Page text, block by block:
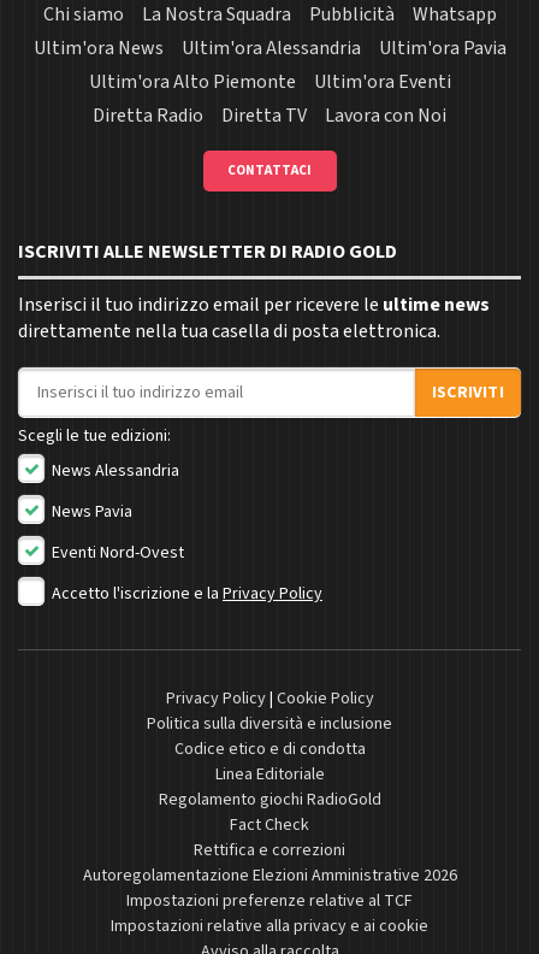
Chi siamo La Nostra Squadra Pubblicità
Whatsapp
Ultim'ora News
Ultim'ora Alessandria
Ultim'ora Pavia
Ultim'ora Alto Piemonte
Ultim'ora Eventi
Diretta Radio
Diretta TV Lavora con Noi
CONTATTACI
ISCRIVITI ALLE NEWSLETTER DI RADIO GOLD
Inserisci il tuo indirizzo email per ricevere le ultime news
direttamente nella tua casella di posta elettronica.
Indirizzo email
ISCRIVITI
Scegli le tue edizioni:
News Alessandria
News Pavia
Eventi Nord-Ovest
Accetto l'iscrizione e la Privacy Policy
Privacy Policy| Cookie Policy
Politica sulla diversità e inclusione
Codice etico e di condotta
Linea Editoriale
Regolamento giochi RadioGold
Fact Check
Rettifica e correzioni
Autoregolamentazione Elezioni Amministrative 2026
Impostazioni preferenze relative al TCF
Impostazioni relative alla privacy e ai cookie